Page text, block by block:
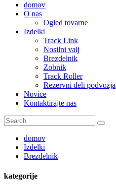
domov
O nas
Ogled tovarne
Izdelki
Track Link
Nosilni valj
Brezdelnik
Zobnik
Track Roller
Rezervni deli podvozja
Novice
Kontaktirajte nas
domov
Izdelki
Brezdelnik
kategorije